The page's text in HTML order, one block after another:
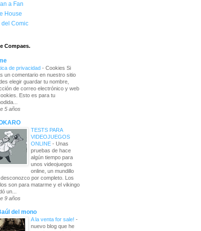
a Fan
House
del Comic
Compaes.
de privacidad - Cookies Si
un comentario en nuestro sitio
elegir guardar tu nombre,
de correo electrónico y web
Esto es para tu
5 años
TESTS PARA
VIDEOJUEGOS
ONLINE - Unas
pruebas de hace
algún tiempo para
unos videojuegos
online, un mundillo
por completo. Los
son para matarme y el vikingo
un...
9 años
del mono
A la venta for sale! -
nuevo blog que he